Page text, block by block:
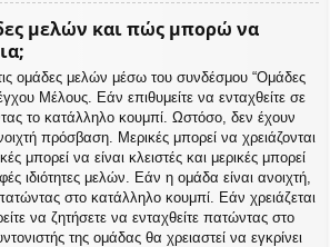
μελών και πώς μπορώ να
ομάδες μελών μέσω του συνδέσμου “Ομάδες
Μέλους. Εάν επιθυμείτε να ενταχθείτε σε
το κατάλληλο κουμπί. Ωστόσο, δεν έχουν
πρόσβαση. Μερικές μπορεί να χρειάζονται
μπορεί να είναι κλειστές και μερικές μπορεί
ιδιότητες μελών. Εάν η ομάδα είναι ανοιχτή,
στο κατάλληλο κουμπί. Εάν χρειάζεται
να ζητήσετε να ενταχθείτε πατώντας στο
της ομάδας θα χρειαστεί να εγκρίνει